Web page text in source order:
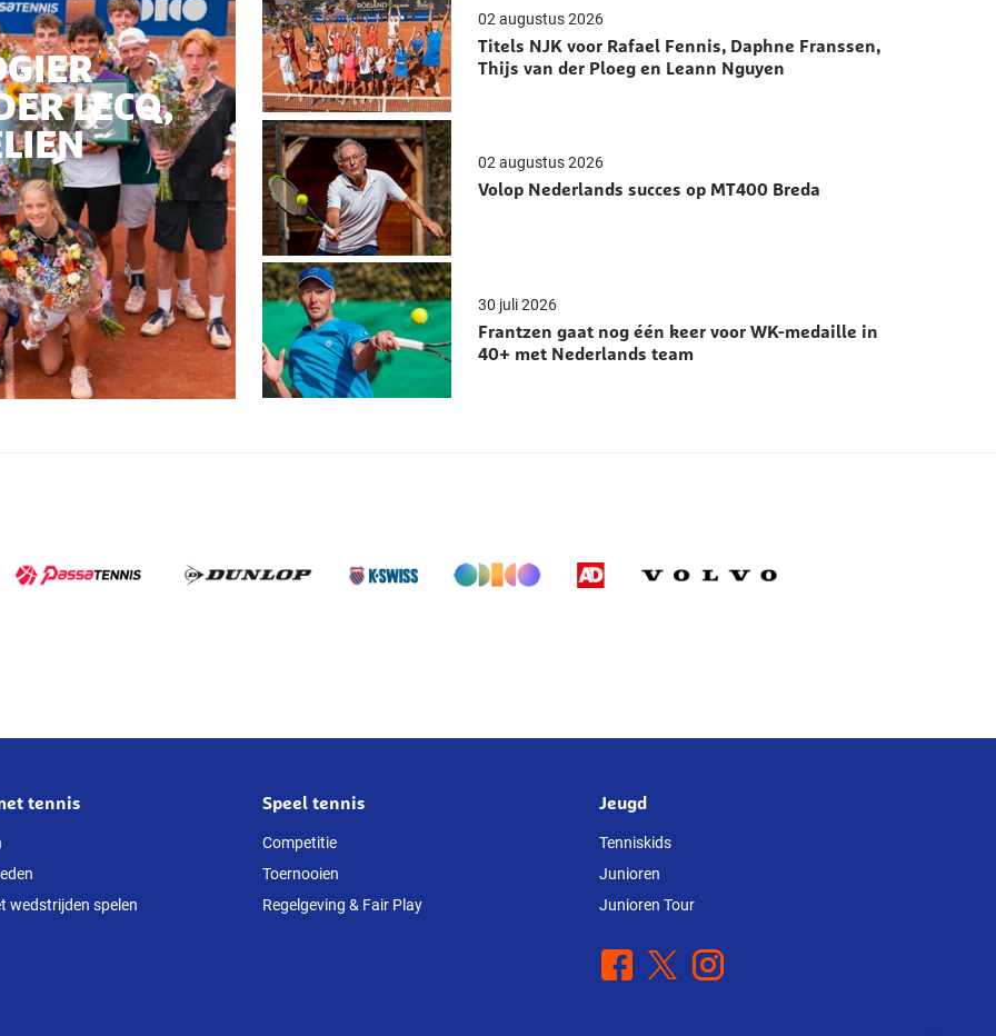
LECQ,
02 augustus 2026
Titels NJK voor Rafael Fennis, Daphne Franssen,
Thijs van der Ploeg en Leann Nguyen
02 augustus 2026
Volop Nederlands succes op MT400 Breda
30 juli 2026
Frantzen gaat nog één keer voor WK-medaille in
40+ met Nederlands team
tennis
wedstrijden spelen
Speel tennis
Competitie
Toernooien
Regelgeving & Fair Play
Jeugd
Tenniskids
Junioren
Junioren Tour
Facebook
X Instagram